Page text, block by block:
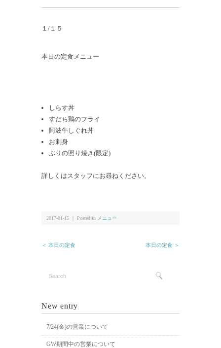
１/１５
本日の定食メニュー
しらす丼
すだち鶏のフライ
阿波牛しぐれ丼
お刺身
ぶりの照り焼き(限定)
詳しくはスタッフにお尋ねください。
2017-01-15 ｜ Posted in メニュー
＜ 本日の定食 本日の定食 ＞
New entry
7/24(金)の営業について
GW期間中の営業について